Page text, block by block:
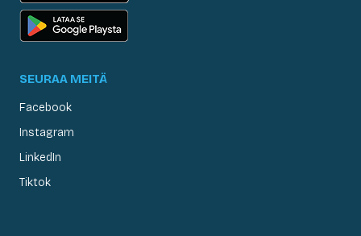
SEURAA MEITÄ
Facebook
Instagram
LinkedIn
Tiktok